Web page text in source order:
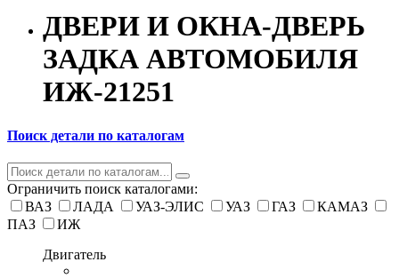
ДВЕРИ И ОКНА-ДВЕРЬ
ЗАДКА АВТОМОБИЛЯ
ИЖ-21251
Поиск детали по каталогам
Ограничить поиск каталогами:
ВАЗ
ЛАДА УАЗ-ЭЛИС УАЗ ГАЗ
КАМАЗ
ПАЗ
ИЖ
Двигатель